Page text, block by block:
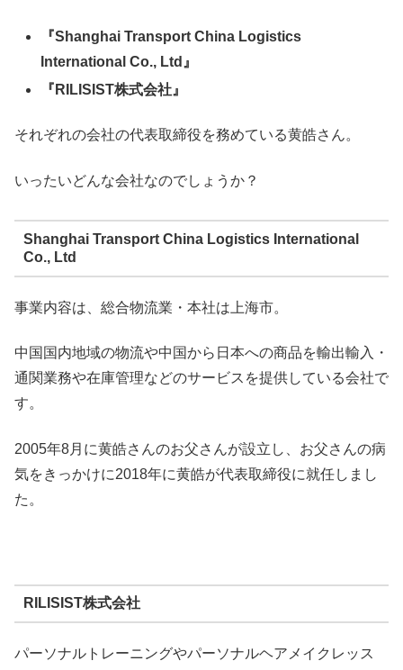
『Shanghai Transport China Logistics
International Co., Ltd』
『RILISIST株式会社』
それぞれの会社の代表取締役を務めている黄皓さん。
いったいどんな会社なのでしょうか？
Shanghai Transport China Logistics International
Co., Ltd
事業内容は、総合物流業・本社は上海市。
中国国内地域の物流や中国から日本への商品を輸出輸入・
通関業務や在庫管理などのサービスを提供している会社で
す。
2005年8月に黄皓さんのお父さんが設立し、お父さんの病
気をきっかけに2018年に黄皓が代表取締役に就任しまし
た。
RILISIST株式会社
パーソナルトレーニングやパーソナルヘアメイクレッス